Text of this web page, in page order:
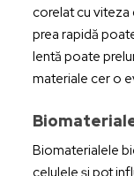
corelat cu viteza
prea rapidă
lentă poate
materiale cer o
Biomaterialele
celulele și pot